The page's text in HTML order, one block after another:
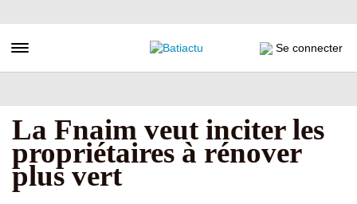
au
principal
Toggle navigation Se connecter
La Fnaim veut inciter les
propriétaires à rénover
plus vert